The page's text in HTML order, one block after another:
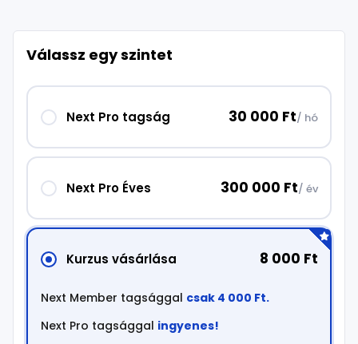
Válassz egy szintet
Next Pro tagság 30 000 Ft/ hó
Next Pro Éves 300 000 Ft/ év
Kurzus vásárlása 8 000 Ft
Next Member tagsággal csak 4 000 Ft.
Next Pro tagsággal ingyenes!